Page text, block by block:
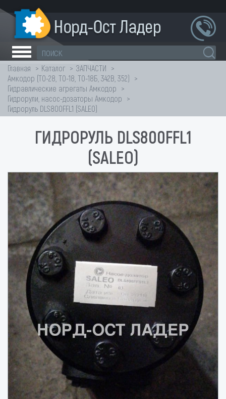
Главная Каталог
ЗАПЧАСТИ
Амкодор (ТО-28, ТО-18, ТО-18Б, 342В, 352)
Гидравлические агрегаты Амкодор
Гидрорули, насос-дозаторы Амкодор
Гидроруль DLS800FFL1 (SALEO)
ГИДРОРУЛЬ DLS800FFL1
(SALEO)